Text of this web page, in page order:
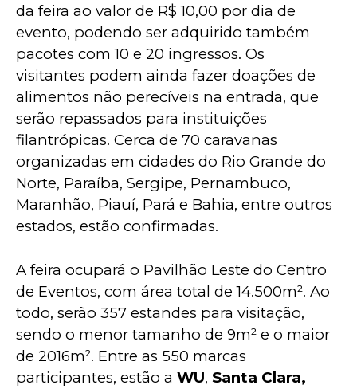
da feira ao valor de R$ 10,00 por dia de
evento, podendo ser adquirido também
pacotes com 10 e 20 ingressos. Os
visitantes podem ainda fazer doações de
alimentos não perecíveis na entrada, que
serão repassados para instituições
filantrópicas. Cerca de 70 caravanas
organizadas em cidades do Rio Grande do
Norte, Paraíba, Sergipe, Pernambuco,
Maranhão, Piauí, Pará e Bahia, entre outros
estados, estão confirmadas.
A feira ocupará o Pavilhão Leste do Centro
de Eventos, com área total de 14.500m². Ao
todo, serão 357 estandes para visitação,
sendo o menor tamanho de 9m² e o maior
de 2016m². Entre as 550 marcas
participantes, estão a WU, Santa Clara,